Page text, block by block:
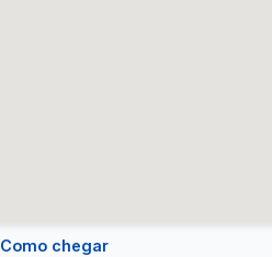
Como chegar